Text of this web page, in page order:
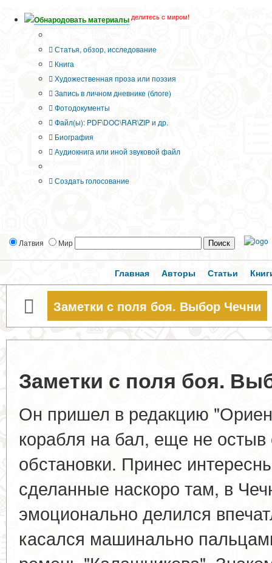
Обнародовать материалы делитесь с миром!
Статья, обзор, исследование
Книга
Художественная проза или поэзия
Запись в личном дневнике (блоге)
Фотодокументы
Файл(ы): PDF\DOC\RAR\ZIP и др.
Биография
Аудиокнига или иной звуковой файл
Создать голосование
Латвия Мир
Главная Авторы Статьи
Заметки с поля боя. Выбор Чечни
Заметки с поля боя.
Он пришел в редакцию
корабля на бал, еще не остыв
обстановки. Принес
сделанные наскоро там, в
эмоционально делился
касался машинально